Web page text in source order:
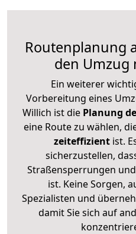
Routenplanung
den Umzug
Ein weiterer
Vorbereitung eines
Willich ist diePlanung
eine Route zu wählen,
zeiteffizientist.
sicherzustellen,
Straßensperrungen
ist. Keine Sorgen,
Spezialisten und
damit Sie sich auf